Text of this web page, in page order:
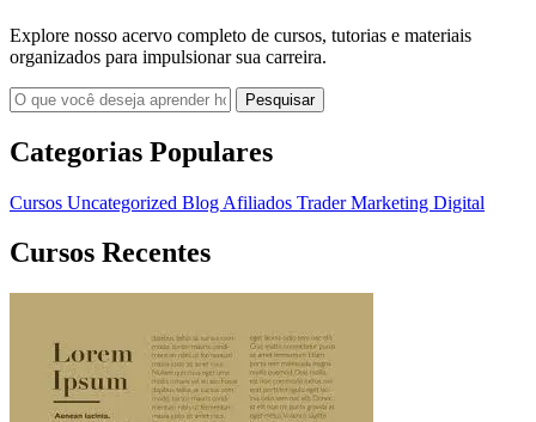
Explore nosso acervo completo de cursos, tutorias e materiais
organizados para impulsionar sua carreira.
Pesquisar
Categorias Populares
Cursos Uncategorized Blog Afiliados TraderMarketing Digital
Cursos Recentes